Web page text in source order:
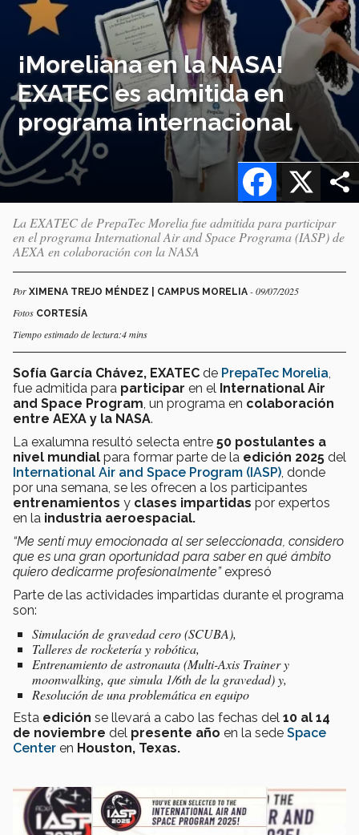
¡Moreliana en la NASA!
EXATEC es admitida en
programa internacional
X
Facebook
La EXATEC de PrepaTec Morelia fue admitida para participar
en el programa International Air and Space Programa (IASP) de
AEXA en colaboración con la NASA
Por XIMENA TREJO MÉNDEZ | CAMPUS MORELIA - 09/07/2025
Fotos CORTESÍA
Tiempo estimado de lectura:4 mins
Sofía García Chávez, EXATEC de PrepaTec Morelia
fue admitida para participar en el International Air
and Space Program , un programa en colaboración
entre AEXA y la NASA.
La exalumna resultó selecta entre 50 postulantes a
nivel mundial para formar parte de la edición 2025 del
International Air and Space Program (IASP) , donde
por una semana, se les ofrecen a los participantes
entrenamientos y clases impartidas por expertos
en la industria aeroespacial.
“Me sentí muy emocionada al ser seleccionada, considero
que es una gran oportunidad para saber en qué ámbito
quiero dedicarme profesionalmente”expresó
Parte de las actividades impartidas durante el programa
son:
Simulación de gravedad cero (SCUBA),
Talleres de rocketería y robótica,
Entrenamiento de astronauta (Multi-Axis Trainer y
moonwalking, que simula 1/6th de la gravedad) y,
Resolución de una problemática en equipo
Esta edición se llevará a cabo las fechas del 10 al 14
de noviembre del presente año en la sede Space
Center en Houston, Texas.